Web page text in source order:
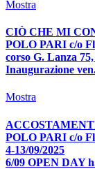
Mostra
CIÒ CHE MI
POLO PARI c/o
corso G. Lanza
Inaugurazione
Mostra
POLO PARI c/o
4-13/09/2025
6/09 OPEN DAY